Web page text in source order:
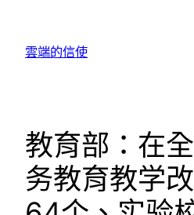
雲端的信使
教育部：在
务教育教学